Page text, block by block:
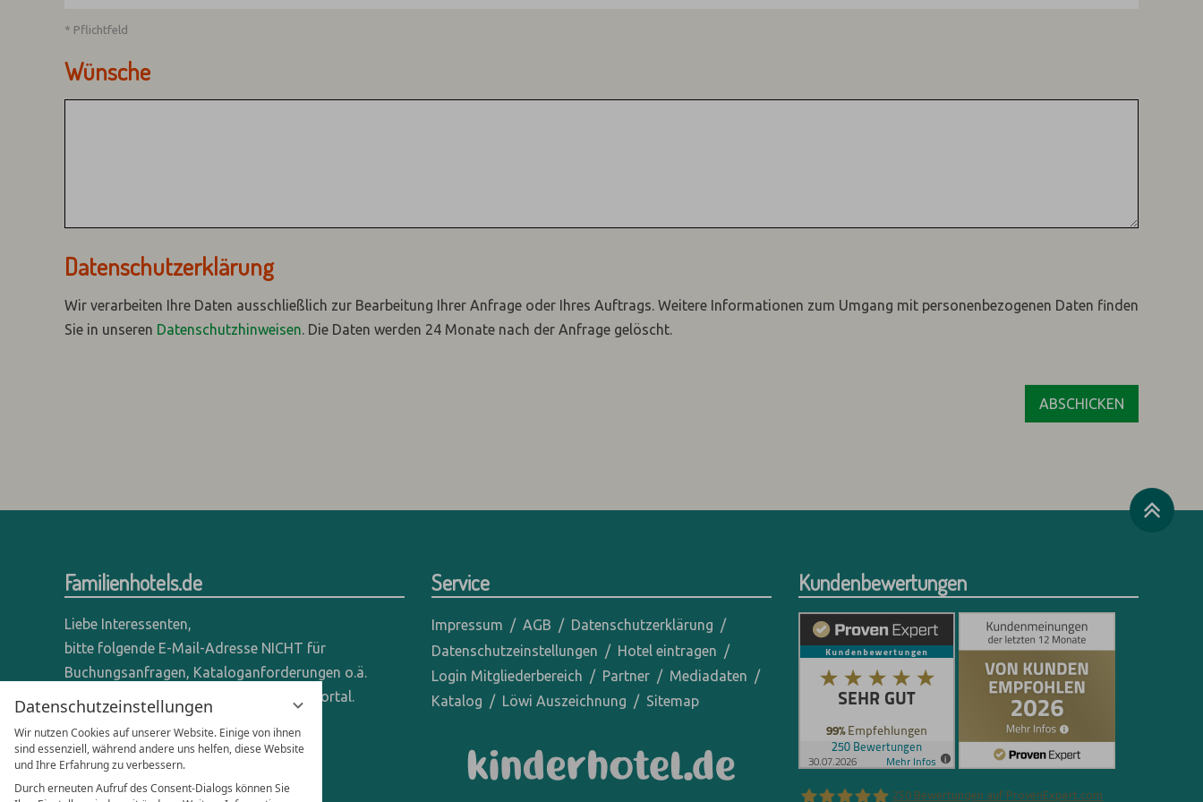
Datenschutzeinstellungen
Wir nutzen Cookies auf unserer Website. Einige von ihnen
sind essenziell, während andere uns helfen, diese Website
und Ihre Erfahrung zu verbessern.
Durch erneuten Aufruf des Consent-Dialogs können Sie
* Pflichtfeld
Wünsche
Datenschutzerklärung
Wir verarbeiten Ihre Daten ausschließlich zur Bearbeitung Ihrer Anfrage oder Ihres Auftrags. Weitere Informationen zum Umgang mit personenbezogenen Daten finden
Sie in unseren Datenschutzhinweisen. Die Daten werden 24 Monate nach der Anfrage gelöscht.
Familienhotels.de
Liebe Interessenten,
bitte folgende E-Mail-Adresse NICHT für
Buchungsanfragen, Kataloganforderungen o.ä.
verwenden - wir sind ein reines Online-Portal.
Anfragen dieser Art bitte direkt an die
entsprechenden Hotels senden.
Anfragen für Hoteliers & Agenturen:
Service
Impressum AGB
Datenschutzerklärung
Datenschutzeinstellungen
Hotel eintragen
Login Mitgliederbereich
Partner
Mediadaten
Katalog
Löwi Auszeichnung Sitemap
Kundenbewertungen
250 Bewertungen auf ProvenExpert.com